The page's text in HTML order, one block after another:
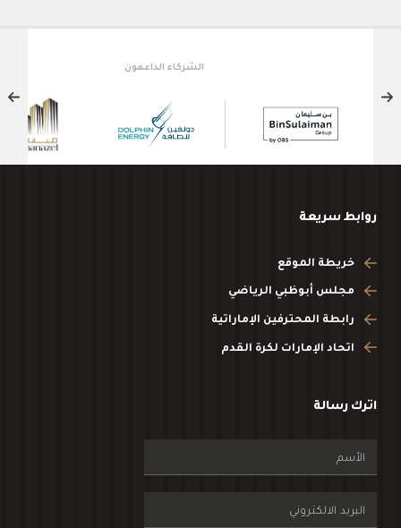
الشركاء الداعمون
روابط سريعة
خريطة الموقع
مجلس أبوظبي الرياضي
رابطة المحترفين الإماراتية
اتحاد الإمارات لكرة القدم
اترك رسالة